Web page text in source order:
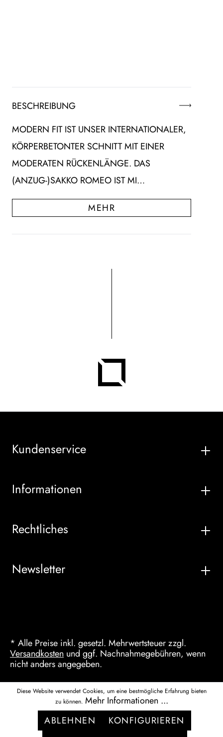
BESCHREIBUNG
MODERN FIT IST UNSER INTERNATIONALER,
KÖRPERBETONTER SCHNITT MIT EINER
MODERATEN RÜCKENLÄNGE. DAS
(ANZUG-)SAKKO ROMEO IST MI…
MEHR
Kundenservice
Informationen
Rechtliches
Newsletter
* Alle Preise inkl. gesetzl. Mehrwertsteuer zzgl.
Versandkosten und ggf. Nachnahmegebühren, wenn
nicht anders angegeben.
Diese Website verwendet Cookies, um eine bestmögliche Erfahrung bieten
zu können. Mehr Informationen ...
ABLEHNEN
KONFIGURIEREN